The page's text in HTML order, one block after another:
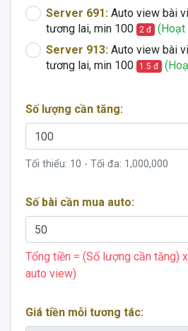
Server 691:Auto view bài
tương lai, min 100
2 đ (Hoạt
Server 913:Auto view bài
tương lai, min 100
1.5 đ
Số lượng cần tăng:
Tối thiểu: 10 - Tối đa: 1,000,000
Số bài cần mua auto:
Tổng tiền = (Số lượng cần tăng)
auto view)
Giá tiền mỗi tương tác: